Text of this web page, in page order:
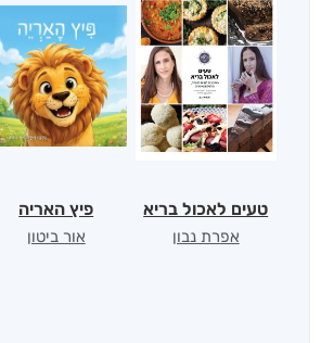
טעים לאכול בריא
אפרת נבון
פיץ האריה
אור ביטון